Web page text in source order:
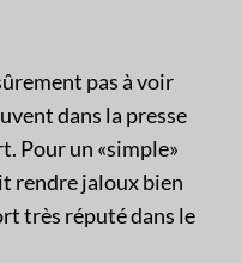
pas à voir
dans la presse
Pour un «simple»
rendre jaloux bien
très réputé dans le